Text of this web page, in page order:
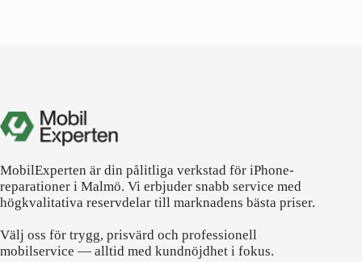
MobilExperten är din pålitliga verkstad för iPhone-
reparationer i Malmö. Vi erbjuder snabb service med
högkvalitativa reservdelar till marknadens bästa priser.
Välj oss för trygg, prisvärd och professionell
mobilservice — alltid med kundnöjdhet i fokus.